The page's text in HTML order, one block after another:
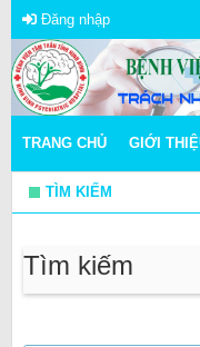
Đăng nhập
TRANG CHỦ GIỚI
TÌM KIẾM
Tìm kiếm